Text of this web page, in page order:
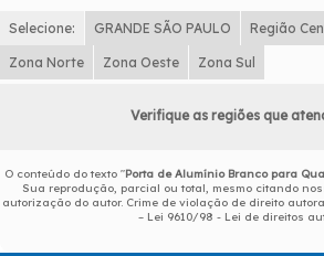
Selecione: GRANDE SÃO PAULO Região
Zona Norte Zona Oeste Zona Sul
Verifique as regiões que
O conteúdo do texto "Porta de Alumínio Branco para
Sua reprodução, parcial ou total, mesmo citando
autorização do autor. Crime de violação de direito
– Lei 9610/98 - Lei de direitos